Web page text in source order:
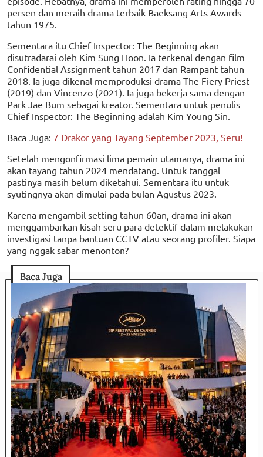
persen dan meraih drama terbaik Baeksang Arts Awards
tahun 1975.
Sementara itu Chief Inspector: The Beginning akan
disutradarai oleh Kim Sung Hoon. Ia terkenal dengan film
Confidential Assignment tahun 2017 dan Rampant tahun
2018. Ia juga dikenal memproduksi drama The Fiery Priest
(2019) dan Vincenzo (2021). Ia juga bekerja sama dengan
Park Jae Bum sebagai kreator. Sementara untuk penulis
Chief Inspector: The Beginning adalah Kim Young Sin.
Baca Juga: 7 Drakor yang Tayang September 2023, Seru!
Setelah mengonfirmasi lima pemain utamanya, drama ini
akan tayang tahun 2024 mendatang. Untuk tanggal
pastinya masih belum diketahui. Sementara itu untuk
syutingnya akan dimulai pada bulan Agustus 2023.
Karena mengambil setting tahun 60an, drama ini akan
menggambarkan kisah seru para detektif dalam melakukan
investigasi tanpa bantuan CCTV atau seorang profiler. Siapa
yang nggak sabar menonton?
Baca Juga